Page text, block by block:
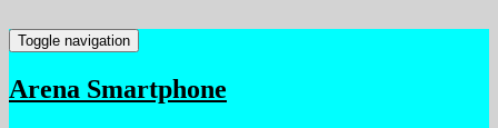
Toggle navigation
Arena Smartphone